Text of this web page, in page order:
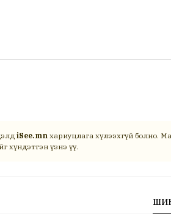
iSee.mn хариуцлага хүлээхгүй болно.
хүндэтгэн үзнэ үү.